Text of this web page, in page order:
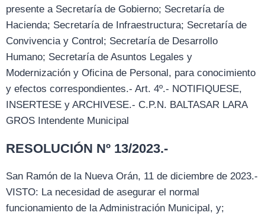
presente a Secretaría de Gobierno; Secretaría de
Hacienda; Secretaría de Infraestructura; Secretaría de
Convivencia y Control; Secretaría de Desarrollo
Humano; Secretaría de Asuntos Legales y
Modernización y Oficina de Personal, para conocimiento
y efectos correspondientes.- Art. 4º.- NOTIFIQUESE,
INSERTESE y ARCHIVESE.- C.P.N. BALTASAR LARA
GROS Intendente Municipal
RESOLUCIÓN Nº 13/2023.-
San Ramón de la Nueva Orán, 11 de diciembre de 2023.-
VISTO: La necesidad de asegurar el normal
funcionamiento de la Administración Municipal, y;